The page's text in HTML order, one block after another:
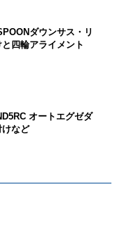
ダウンサス・リ
四輪アライメント
オートエグゼダ
けなど